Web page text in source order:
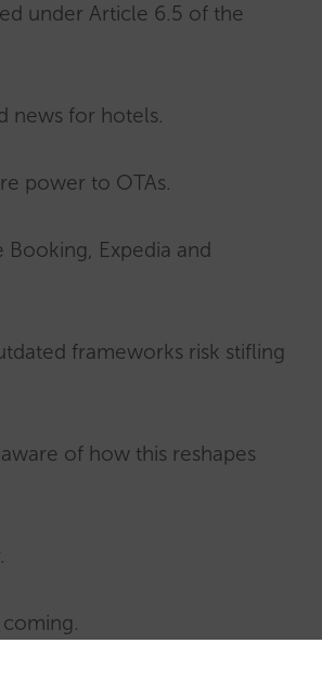
under Article 6.5 of the
news for hotels.
power to OTAs.
Expedia and
frameworks risk stifling
of how this reshapes